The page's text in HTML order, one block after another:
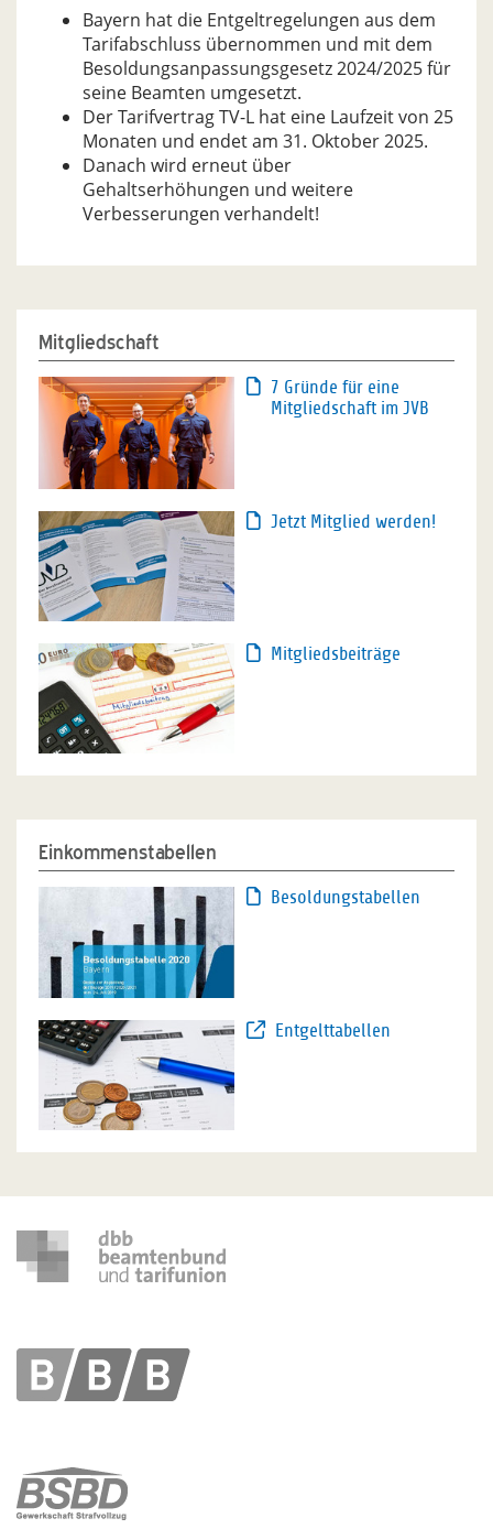
Bayern hat die Entgeltregelungen aus dem
Tarifabschluss übernommen und mit dem
Besoldungsanpassungsgesetz 2024/2025 für
seine Beamten umgesetzt.
Der Tarifvertrag TV-L hat eine Laufzeit von 25
Monaten und endet am 31. Oktober 2025.
Danach wird erneut über
Gehaltserhöhungen und weitere
Verbesserungen verhandelt!
Mitgliedschaft
7 Gründe für eine
Mitgliedschaft im JVB
Jetzt Mitglied werden!
Mitgliedsbeiträge
Einkommenstabellen
Besoldungstabellen
Entgelttabellen